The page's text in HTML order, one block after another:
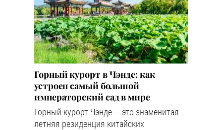
Горный курорт в Чэнде: как
устроен самый большой
императорский сад в мире
Горный курорт Чэнде — это знаменитая
летняя резиденция китайских